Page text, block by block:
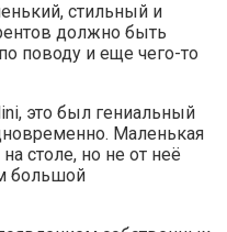
стильный и
должно быть
поводу и еще чего-то
это был гениальный
Маленькая
столе, но не от неё
большой